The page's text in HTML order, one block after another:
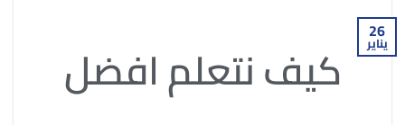
26
يناير كيف نتعلمافضل